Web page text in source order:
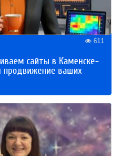
611
сайты в Каменске-
продвижение ваших